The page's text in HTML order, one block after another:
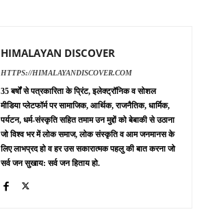
HIMALAYAN DISCOVER
HTTPS://HIMALAYANDISCOVER.COM
35 बर्षों से पत्रकारिता के प्रिंट, इलेक्ट्रॉनिक व सोशल
मीडिया प्लेटफॉर्म पर सामाजिक, आर्थिक, राजनैतिक, धार्मिक,
पर्यटन, धर्म-संस्कृति सहित तमाम उन मुद्दों को बेबाकी से उठाना
जो विश्व भर में लोक समाज, लोक संस्कृति व आम जनमानस के
लिए लाभप्रद हो व हर उस सकारात्मक पहलु की बात करना जो
सर्व जन सुखाय: सर्व जन हिताय हो.